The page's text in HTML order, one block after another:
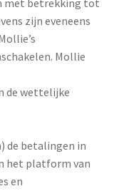
met betrekking tot
zijn eveneens
Mollie
de wettelijke
de betalingen in
het platform van
en